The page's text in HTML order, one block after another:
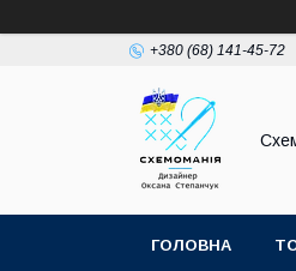
+380 (68) 141-45-72
ГОЛОВНА